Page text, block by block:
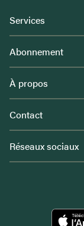
Services
Abonnement
À propos
Contact
Réseaux sociaux